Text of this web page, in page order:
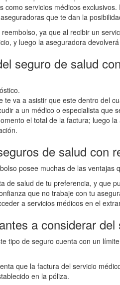
como servicios médicos
que te dan la
ya que al recibir un
y luego la aseguradora
seguro de salud
te va a asistir que este dentro del
a un médico o especialista que
el total de la factura; luego
de salud con
posee muchas de las
de salud de tu preferencia, y que
que no trabaje con tu
a servicios médicos en el
a considerar
tipo de seguro cuenta con un
que la factura del servicio
en la póliza.